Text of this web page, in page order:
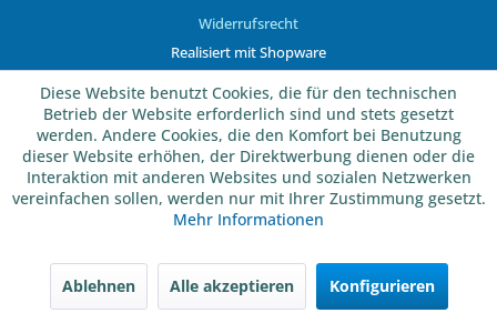
Widerrufsrecht
Realisiert mit Shopware
Diese Website benutzt Cookies, die für den technischen
Betrieb der Website erforderlich sind und stets gesetzt
werden. Andere Cookies, die den Komfort bei Benutzung
dieser Website erhöhen, der Direktwerbung dienen oder die
Interaktion mit anderen Websites und sozialen Netzwerken
vereinfachen sollen, werden nur mit Ihrer Zustimmung gesetzt.
Mehr Informationen
Ablehnen Alle akzeptieren Konfigurieren